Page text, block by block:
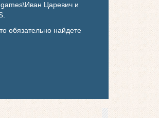
Царевич и
обязательно найдете